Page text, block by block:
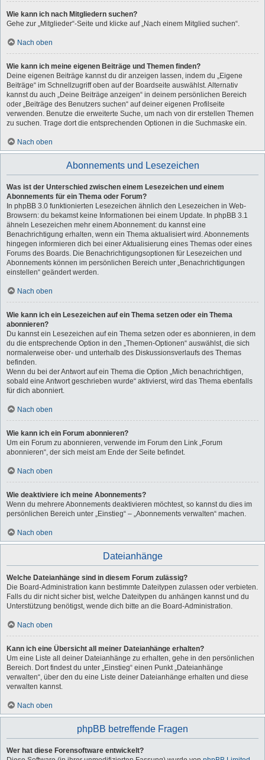
Wie kann ich nach Mitgliedern suchen?
Gehe zur „Mitglieder“-Seite und klicke auf „Nach einem Mitglied suchen“.
Nach oben
Wie kann ich meine eigenen Beiträge und Themen finden?
Deine eigenen Beiträge kannst du dir anzeigen lassen, indem du „Eigene
Beiträge“ im Schnellzugriff oben auf der Boardseite auswählst. Alternativ
kannst du auch „Deine Beiträge anzeigen“ in deinem persönlichen Bereich
oder „Beiträge des Benutzers suchen“ auf deiner eigenen Profilseite
verwenden. Benutze die erweiterte Suche, um nach von dir erstellen Themen
zu suchen. Trage dort die entsprechenden Optionen in die Suchmaske ein.
Nach oben
Abonnements und Lesezeichen
Was ist der Unterschied zwischen einem Lesezeichen und einem
Abonnements für ein Thema oder Forum?
In phpBB 3.0 funktionierten Lesezeichen ähnlich den Lesezeichen in Web-
Browsern: du bekamst keine Informationen bei einem Update. In phpBB 3.1
ähneln Lesezeichen mehr einem Abonnement: du kannst eine
Benachrichtigung erhalten, wenn ein Thema aktualisiert wird. Abonnements
hingegen informieren dich bei einer Aktualisierung eines Themas oder eines
Forums des Boards. Die Benachrichtigungsoptionen für Lesezeichen und
Abonnements können im persönlichen Bereich unter „Benachrichtigungen
einstellen“ geändert werden.
Nach oben
Wie kann ich ein Lesezeichen auf ein Thema setzen oder ein Thema
abonnieren?
Du kannst ein Lesezeichen auf ein Thema setzen oder es abonnieren, in dem
du die entsprechende Option in den „Themen-Optionen“ auswählst, die sich
normalerweise ober- und unterhalb des Diskussionsverlaufs des Themas
befinden.
Wenn du bei der Antwort auf ein Thema die Option „Mich benachrichtigen,
sobald eine Antwort geschrieben wurde“ aktivierst, wird das Thema ebenfalls
für dich abonniert.
Nach oben
Wie kann ich ein Forum abonnieren?
Um ein Forum zu abonnieren, verwende im Forum den Link „Forum
abonnieren“, der sich meist am Ende der Seite befindet.
Nach oben
Wie deaktiviere ich meine Abonnements?
Wenn du mehrere Abonnements deaktivieren möchtest, so kannst du dies im
persönlichen Bereich unter „Einstieg“ – „Abonnements verwalten“ machen.
Nach oben
Dateianhänge
Welche Dateianhänge sind in diesem Forum zulässig?
Die Board-Administration kann bestimmte Dateitypen zulassen oder verbieten.
Falls du dir nicht sicher bist, welche Dateitypen du anhängen kannst und du
Unterstützung benötigst, wende dich bitte an die Board-Administration.
Nach oben
Kann ich eine Übersicht all meiner Dateianhänge erhalten?
Um eine Liste all deiner Dateianhänge zu erhalten, gehe in den persönlichen
Bereich. Dort findest du unter „Einstieg“ einen Punkt „Dateianhänge
verwalten“, über den du eine Liste deiner Dateianhänge erhalten und diese
verwalten kannst.
Nach oben
phpBB betreffende Fragen
Wer hat diese Forensoftware entwickelt?